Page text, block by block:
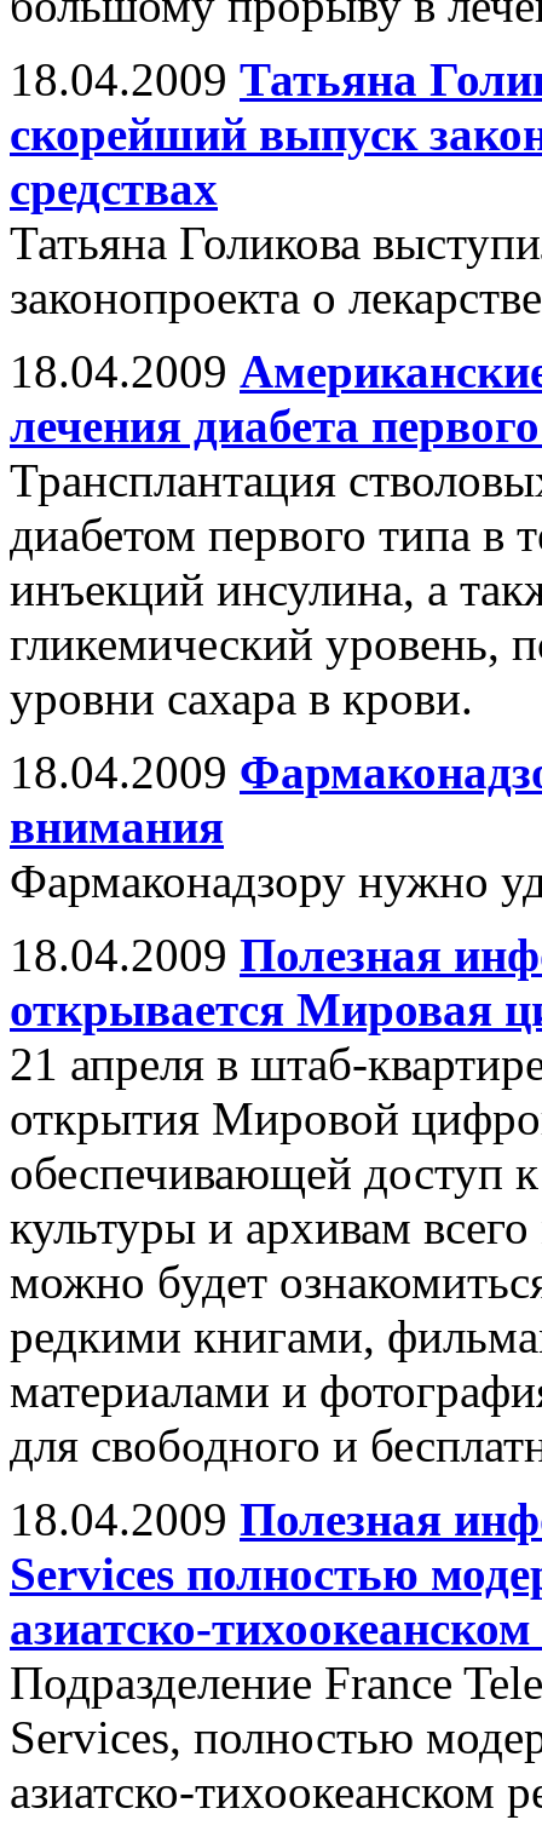
18.04.2009 Татьяна
скорейший выпуск
средствах
Татьяна Голикова
законопроекта о
18.04.2009
лечения диабета
Трансплантация
диабетом первого типа в
инъекций инсулина, а
гликемический уровень,
уровни сахара в крови.
18.04.2009
внимания
Фармаконадзору нужно
18.04.2009 Полезная
открывается Мировая
21 апреля в штаб-
открытия Мировой
обеспечивающей доступ
культуры и архивам
можно будет
редкими книгами,
материалами и
для свободного и
18.04.2009 Полезная
Services полностью
азиатско-
Подразделение France
Services, полностью
азиатско-тихоокеанском